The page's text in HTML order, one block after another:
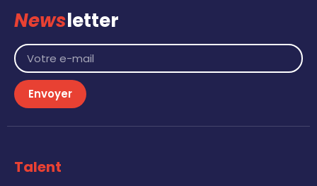
Newsletter
Envoyer
Talent